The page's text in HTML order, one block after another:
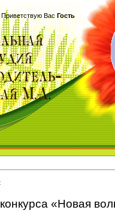
Приветствую Вас Гость
«Новая